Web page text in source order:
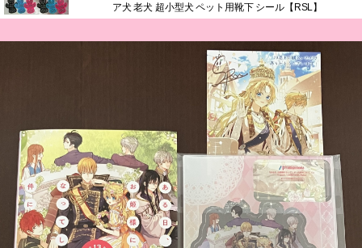
ア犬 老犬 超小型犬 ペット用靴下 シール【RSL】